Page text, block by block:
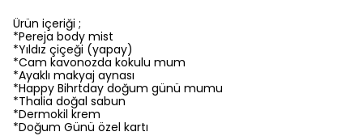
Ürün içeriği ;
*Pereja body mist
*Yıldız çiçeği (yapay)
*Cam kavonozda kokulu mum
*Ayaklı makyaj aynası
*Happy Bihrtday doğum günü mumu
*Thalia doğal sabun
*Dermokil krem
*Doğum Günü özel kartı